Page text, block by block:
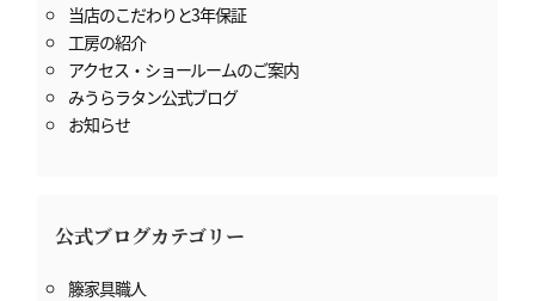
当店のこだわりと3年保証
工房の紹介
アクセス・ショールームのご案内
みうらラタン公式ブログ
お知らせ
公式ブログカテゴリー
籐家具職人